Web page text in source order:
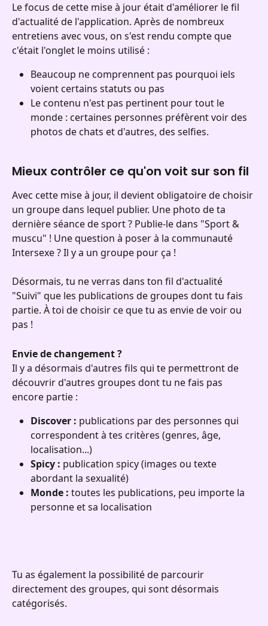
Le focus de cette mise à jour était d'améliorer le fil
d'actualité de l'application. Après de nombreux
entretiens avec vous, on s'est rendu compte que
c'était l'onglet le moins utilisé :
Beaucoup ne comprennent pas pourquoi iels
voient certains statuts ou pas
Le contenu n'est pas pertinent pour tout le
monde : certaines personnes préfèrent voir des
photos de chats et d'autres, des selfies.
Mieux contrôler ce qu'on voit sur son fil
Avec cette mise à jour, il devient obligatoire de choisir
un groupe dans lequel publier. Une photo de ta
dernière séance de sport ? Publie-le dans "Sport &
muscu" ! Une question à poser à la communauté
Intersexe ? Il y a un groupe pour ça !
Désormais, tu ne verras dans ton fil d'actualité
"Suivi" que les publications de groupes dont tu fais
partie. À toi de choisir ce que tu as envie de voir ou
pas !
Envie de changement ?
Il y a désormais d'autres fils qui te permettront de
découvrir d'autres groupes dont tu ne fais pas
encore partie :
Discover : publications par des personnes qui
correspondent à tes critères (genres, âge,
localisation...)
Spicy : publication spicy (images ou texte
abordant la sexualité)
Monde : toutes les publications, peu importe la
personne et sa localisation
Tu as également la possibilité de parcourir
directement des groupes, qui sont désormais
catégorisés.